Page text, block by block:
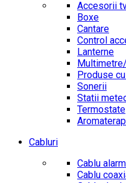
Accesorii
Boxe
Cantare
Control
Lanterne
Produse
Sonerii
Statii
Termostate
Cabluri
Cablu
Cablu